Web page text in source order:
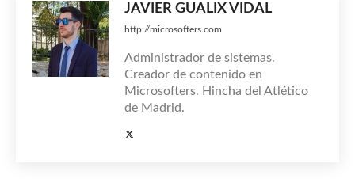
JAVIER GUALIX VIDAL
http://microsofters.com
Administrador de sistemas.
Creador de contenido en
Microsofters. Hincha del Atlético
de Madrid.